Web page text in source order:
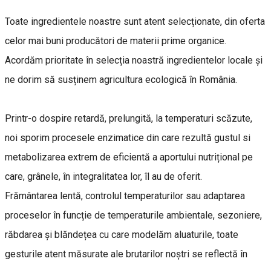
Toate ingredientele noastre sunt atent selecționate, din oferta
celor mai buni producători de materii prime organice.
Acordăm prioritate în selecția noastră ingredientelor locale și
ne dorim să susținem agricultura ecologică în România.
Printr-o dospire retardă, prelungită, la temperaturi scăzute,
noi sporim procesele enzimatice din care rezultă gustul si
metabolizarea extrem de eficientă a aportului nutrițional pe
care, grânele, în integralitatea lor, îl au de oferit.
Frământarea lentă, controlul temperaturilor sau adaptarea
proceselor în funcție de temperaturile ambientale, sezoniere,
răbdarea și blăndețea cu care modelăm aluaturile, toate
gesturile atent măsurate ale brutarilor noștri se reflectă în